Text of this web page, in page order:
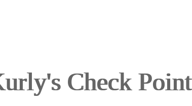
Check Point